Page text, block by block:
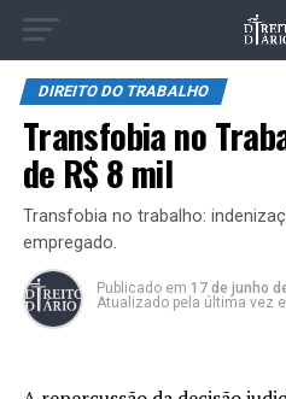
DIREITO DO TRABALHO
Transfobia no
de R$ 8 mil
Transfobia no trabalho:
empregado.
Publicado em 17 de junho
Atualizado pela última vez